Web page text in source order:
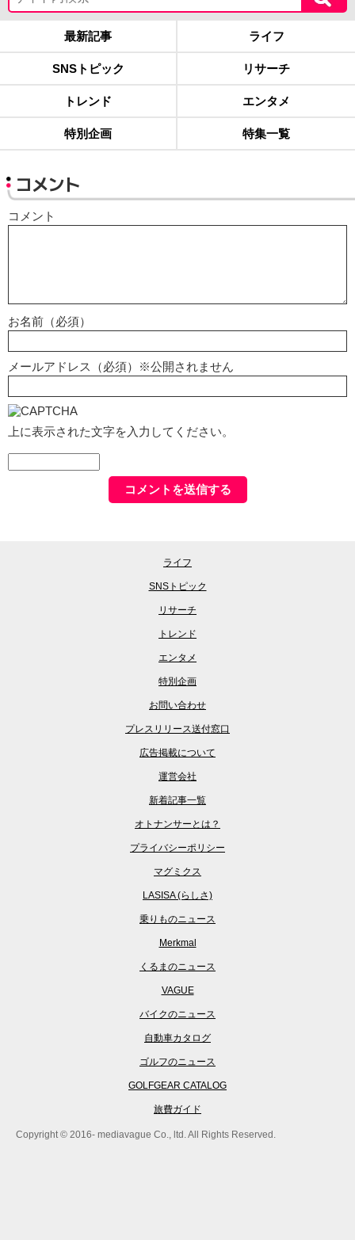
最新記事 ライフ
SNSトピック リサーチ
トレンド エンタメ
特別企画 特集一覧
コメント
コメント
お名前（必須）
メールアドレス（必須）※公開されません
上に表示された文字を入力してください。
ライフ
SNSトピック
リサーチ
トレンド
エンタメ
特別企画
お問い合わせ
プレスリリース送付窓口
広告掲載について
運営会社
新着記事一覧
オトナンサーとは？
プライバシーポリシー
マグミクス
LASISA (らしさ)
乗りものニュース
Merkmal
くるまのニュース
VAGUE
バイクのニュース
自動車カタログ
ゴルフのニュース
GOLFGEAR CATALOG
旅費ガイド
Copyright © 2016- mediavague Co., ltd. All Rights Reserved.